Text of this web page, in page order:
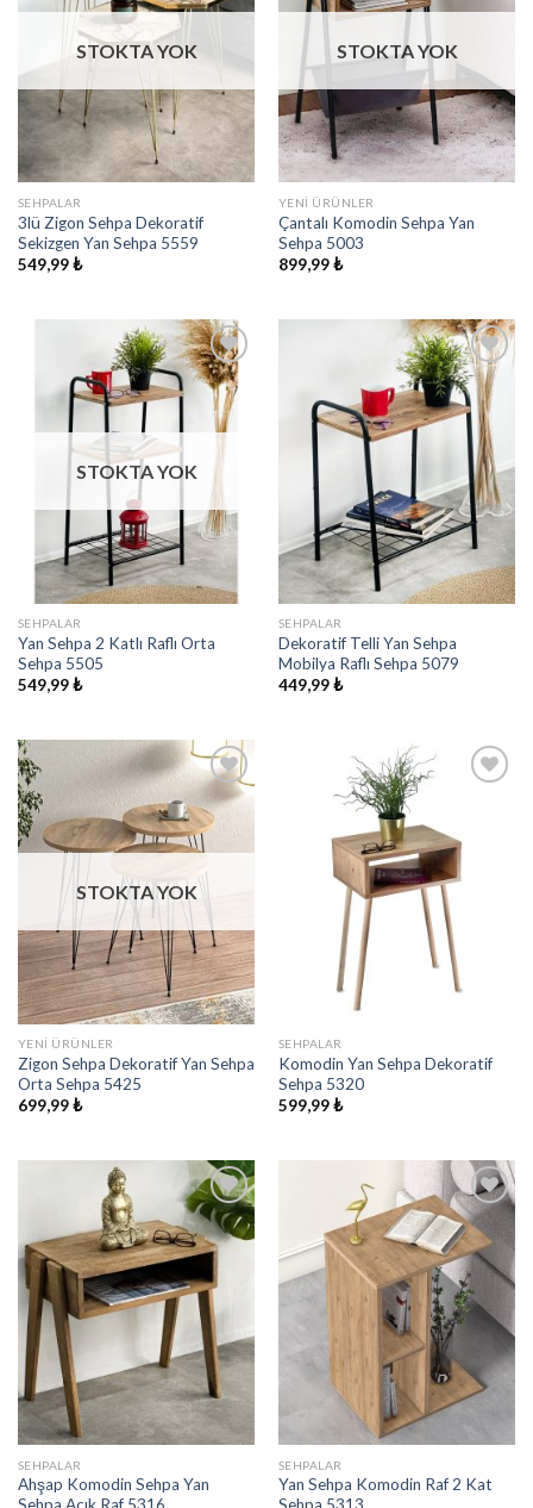
STOKTA YOK
SEHPALAR
3lü Zigon Sehpa Dekoratif
Sekizgen Yan Sehpa 5559
549,99₺
STOKTA YOK
YENI ÜRÜNLER
Çantalı Komodin Sehpa Yan
Sehpa 5003
899,99₺
İstek
Listeme
Ekle
STOKTA YOK
SEHPALAR
Yan Sehpa 2 Katlı Raflı Orta
Sehpa 5505
549,99₺
İstek
Listeme
Ekle
SEHPALAR
Dekoratif Telli Yan Sehpa
Mobilya Raflı Sehpa 5079
449,99₺
İstek
Listeme
Ekle
STOKTA YOK
YENI ÜRÜNLER
Zigon Sehpa Dekoratif Yan Sehpa
Orta Sehpa 5425
699,99₺
SEHPALAR
Komodin Yan Sehpa Dekoratif
Sehpa 5320
599,99₺
İstek
Listeme
Ekle
SEHPALAR
Ahşap Komodin Sehpa Yan
İstek
Listeme
Ekle
SEHPALAR
Yan Sehpa Komodin Raf 2 Kat